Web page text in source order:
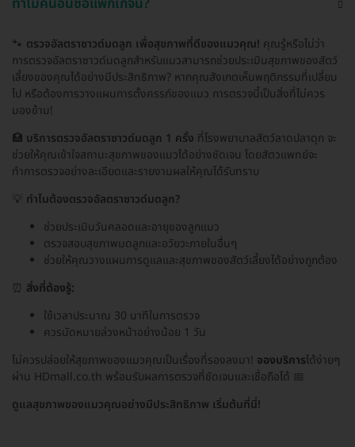
🐾 ตรวจอัลตราซาวด์มดลูก เพื่อสุขภาพที่ดีของแมวคุณ! คุณรู้หรือไม่ว่า
การตรวจอัลตราซาวด์มดลูกสำหรับแมวสามารถช่วยประเมินสุขภาพของสัตว์
เลี้ยงของคุณได้อย่างมีประสิทธิภาพ? หากคุณสังเกตเห็นพฤติกรรมที่เปลี่ยน
ไป หรือต้องการวางแผนการตั้งครรภ์ของแมว การตรวจนี้เป็นสิ่งที่ไม่ควร
มองข้าม!
🏥 บริการตรวจอัลตราซาวด์มดลูก 1 ครั้ง ที่โรงพยาบาลสัตว์ลาดปลาดุก จะ
ช่วยให้คุณเข้าใจสถานะสุขภาพของแมวได้อย่างชัดเจน โดยสัตวแพทย์จะ
ทำการตรวจอย่างละเอียดและรายงานผลให้คุณได้รับทราบ
💡 ทำไมต้องตรวจอัลตราซาวด์มดลูก?
ช่วยประเมินวันคลอดและอายุของลูกแมว
ตรวจสอบสุขภาพมดลูกและอวัยวะภายในอื่นๆ
ช่วยให้คุณวางแผนการดูแลและสุขภาพของสัตว์เลี้ยงได้อย่างถูกต้อง
⏰ สิ่งที่ต้องรู้:
ใช้เวลาประมาณ 30 นาทีในการตรวจ
ควรนัดหมายล่วงหน้าอย่างน้อย 1 วัน
ไม่ควรปล่อยให้สุขภาพของแมวคุณเป็นเรื่องที่รองลงมา! จองบริการได้ง่ายๆ
ผ่าน HDmall.co.th พร้อมรับผลการตรวจที่ชัดเจนและเชื่อถือได้ 📅
ดูแลสุขภาพของแมวคุณอย่างมีประสิทธิภาพ เริ่มต้นที่นี่!